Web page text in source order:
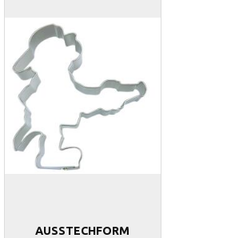
AUSSTECHFORM